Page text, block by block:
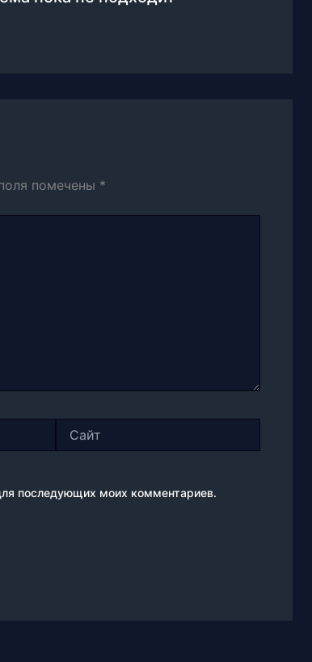
помечены *
последующих моих комментариев.